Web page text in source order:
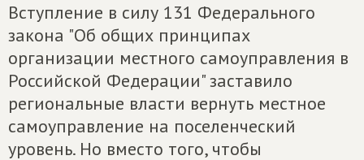
Вступление в силу 131 Федерального
закона "Об общих принципах
организации местного самоуправления в
Российской Федерации" заставило
региональные власти вернуть местное
самоуправление на поселенческий
уровень. Но вместо того, чтобы